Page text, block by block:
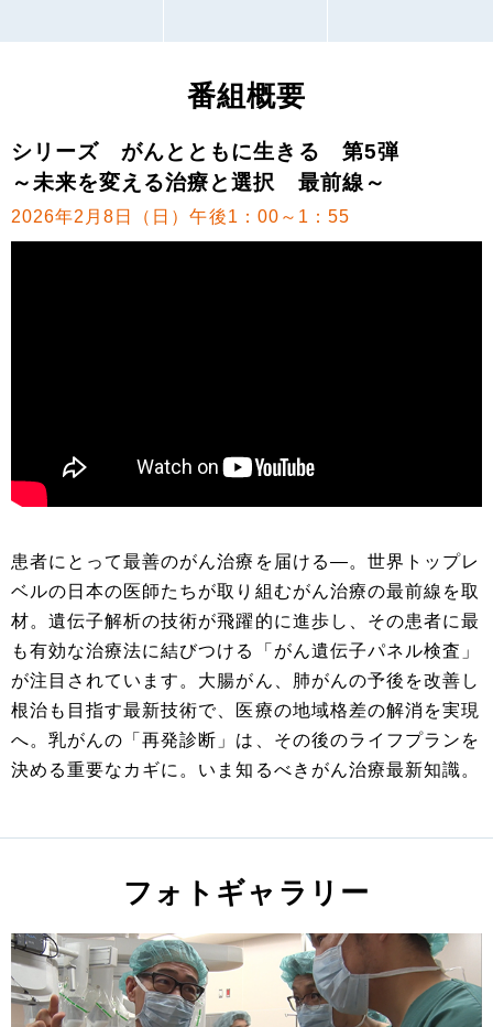
番組概要
シリーズ がんとともに生きる 第5弾
～未来を変える治療と選択 最前線～
2026年2月8日（日）午後1：00～1：55
患者にとって最善のがん治療を届ける―。世界トップレ
ベルの日本の医師たちが取り組むがん治療の最前線を取
材。遺伝子解析の技術が飛躍的に進歩し、その患者に最
も有効な治療法に結びつける「がん遺伝子パネル検査」
が注目されています。大腸がん、肺がんの予後を改善し
根治も目指す最新技術で、医療の地域格差の解消を実現
へ。乳がんの「再発診断」は、その後のライフプランを
決める重要なカギに。いま知るべきがん治療最新知識。
フォトギャラリー